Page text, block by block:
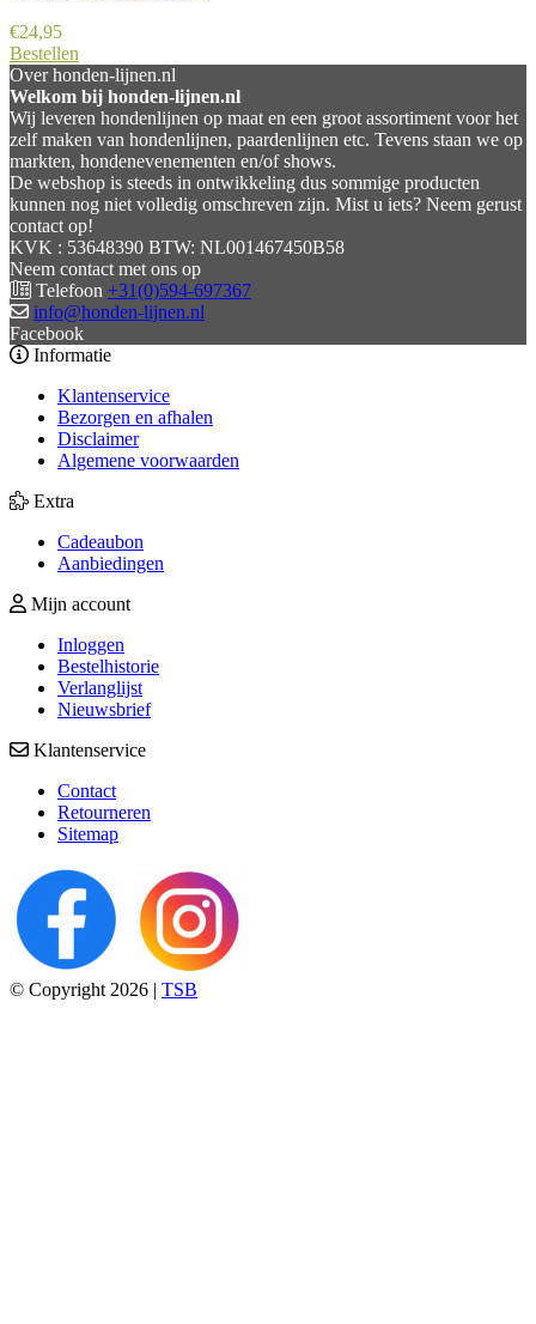
€24,95
Bestellen
Over honden-lijnen.nl
Welkom bij honden-lijnen.nl
Wij leveren hondenlijnen op maat en een groot assortiment voor het
zelf maken van hondenlijnen, paardenlijnen etc. Tevens staan we op
markten, hondenevenementen en/of shows.
De webshop is steeds in ontwikkeling dus sommige producten
kunnen nog niet volledig omschreven zijn. Mist u iets? Neem gerust
contact op!
KVK : 53648390 BTW: NL001467450B58
Neem contact met ons op
Telefoon +31(0)594-697367
info@honden-lijnen.nl
Facebook
Informatie
Klantenservice
Bezorgen en afhalen
Disclaimer
Algemene voorwaarden
Extra
Cadeaubon
Aanbiedingen
Mijn account
Inloggen
Bestelhistorie
Verlanglijst
Nieuwsbrief
Klantenservice
Contact
Retourneren
Sitemap
© Copyright 2026 | TSB